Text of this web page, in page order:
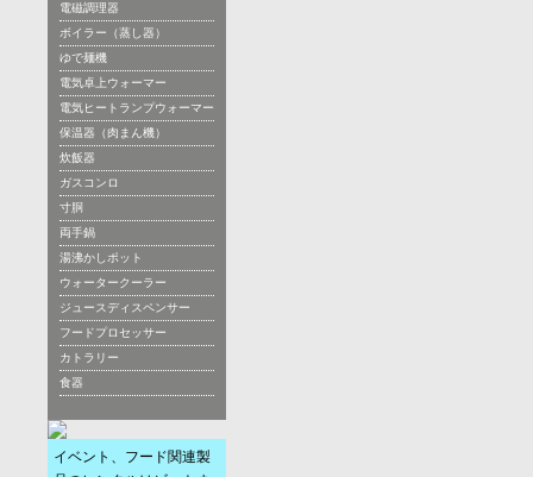
電磁調理器
ボイラー（蒸し器）
ゆで麺機
電気卓上ウォーマー
電気ヒートランプウォーマー
保温器（肉まん機）
炊飯器
ガスコンロ
寸胴
両手鍋
湯沸かしポット
ウォータークーラー
ジュースディスペンサー
フードプロセッサー
カトラリー
食器
イベント、フード関連製